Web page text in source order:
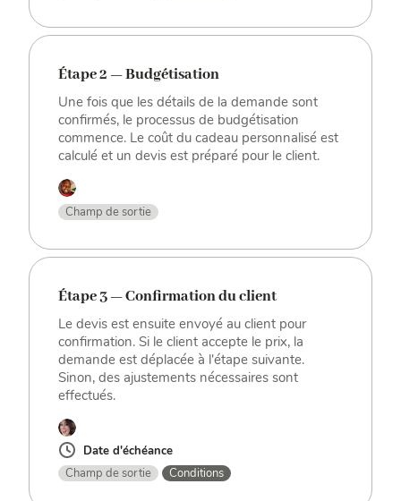
Étape 2 — Budgétisation
Une fois que les détails de la demande sont
confirmés, le processus de budgétisation
commence. Le coût du cadeau personnalisé est
calculé et un devis est préparé pour le client.
Champ de sortie
Étape 3 — Confirmation du client
Le devis est ensuite envoyé au client pour
confirmation. Si le client accepte le prix, la
demande est déplacée à l'étape suivante.
Sinon, des ajustements nécessaires sont
effectués.
Date d'échéance
Champ de sortie
Conditions